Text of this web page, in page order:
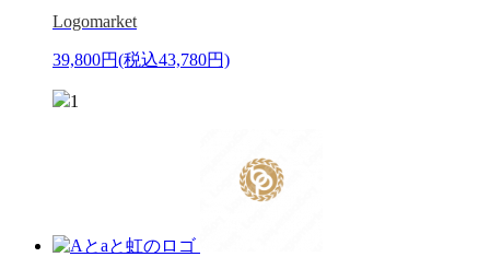
Logomarket
39,800円(税込43,780円)
1